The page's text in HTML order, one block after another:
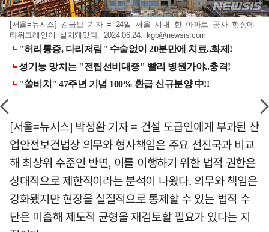
[서울=뉴시스] 김금보 기자 = 24일 서울 시내 한 아파트 공사 현장에
타워크레인이 설치돼있다. 2024.06.24. kgb@newsis.com
[서울=뉴시스] 박성환 기자 = 건설 도급인에게 부과된 산
업안전보건법상 의무와 형사책임은 주요 선진국과 비교
해 최상위 수준인 반면, 이를 이행하기 위한 법적 권한은
상대적으로 제한적이라는 분석이 나왔다. 의무와 책임은
강화됐지만 현장을 실질적으로 통제할 수 있는 법적 수
단은 미흡해 제도적 균형을 재검토할 필요가 있다는 지